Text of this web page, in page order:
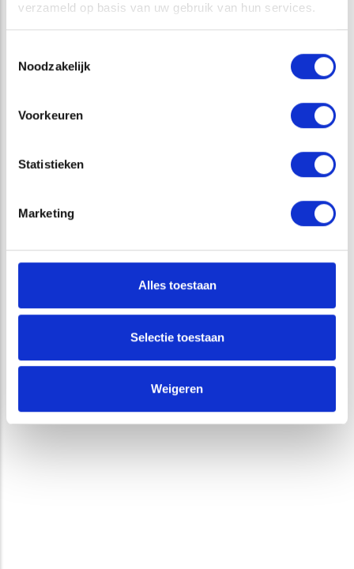
verzameld op basis van uw gebruik van hun services.
Noodzakelijk
Voorkeuren
Statistieken
Marketing
Alles toestaan
Selectie toestaan
Weigeren